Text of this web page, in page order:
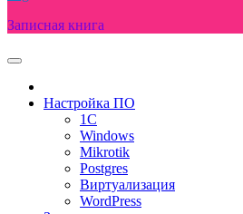
Записная книга
Настройка ПО
1C
Windows
Mikrotik
Postgres
Виртуализация
WordPress